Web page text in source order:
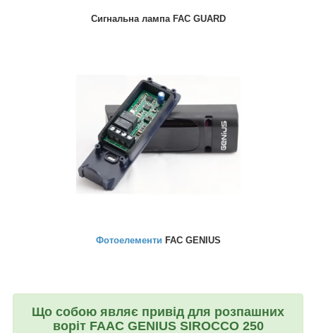
Сигнальна лампа FAC GUARD
Фотоелементи FAC GENIUS
Що собою являє привід для розпашних
воріт FAAC GENIUS SIROCCO 250